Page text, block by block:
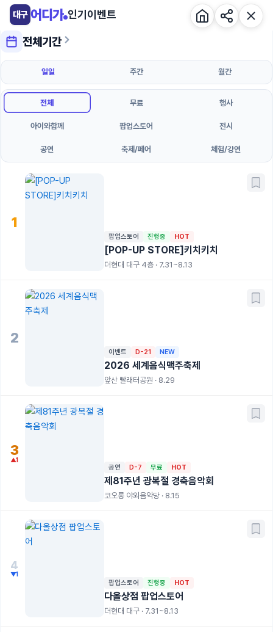
츠
로
건
너
뛰
기
전체기간
일일 주간 월간
전체 무료 행사
아이와함께 팝업스토어 전시
공연 축제/페어 체험/강연
1
팝업스토어 진행중 HOT
[POP-UP STORE]키치키치
더현대 대구 4층 · 7.31~8.13
2
이벤트 D-21 NEW
2026 세계음식맥주축제
앞산 빨래터공원 · 8.29
3
▲1
공연 D-7 무료 HOT
제81주년 광복절 경축음악회
코오롱 야외음악당 · 8.15
4
▼1
팝업스토어 진행중 HOT
다올상점 팝업스토어
더현대 대구 · 7.31~8.13
대구 어디가 인기이벤트